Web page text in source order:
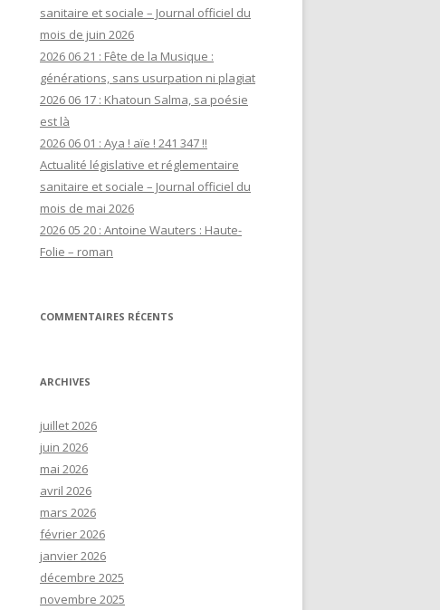
sanitaire et sociale – Journal officiel du
mois de juin 2026
2026 06 21 : Fête de la Musique :
générations, sans usurpation ni plagiat
2026 06 17 : Khatoun Salma, sa poésie
est là
2026 06 01 : Aya ! aïe ! 241 347 !!
Actualité législative et réglementaire
sanitaire et sociale – Journal officiel du
mois de mai 2026
2026 05 20 : Antoine Wauters : Haute-
Folie – roman
COMMENTAIRES RÉCENTS
ARCHIVES
juillet 2026
juin 2026
mai 2026
avril 2026
mars 2026
février 2026
janvier 2026
décembre 2025
novembre 2025